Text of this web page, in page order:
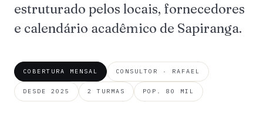
estruturado pelos locais, fornecedores
e calendário acadêmico de Sapiranga.
COBERTURA MENSAL CONSULTOR · RAFAEL
DESDE 2025 2 TURMAS POP. 80 MIL